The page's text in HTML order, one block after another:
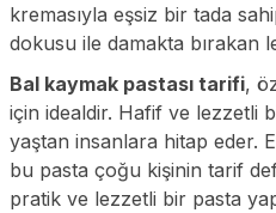
kremasıyla eşsiz bir tada
dokusu ile damakta bırakan
Bal kaymak pastası tarifi,
için idealdir. Hafif ve lezzetli
yaştan insanlara hitap eder.
bu pasta çoğu kişinin tarif
pratik ve lezzetli bir pasta